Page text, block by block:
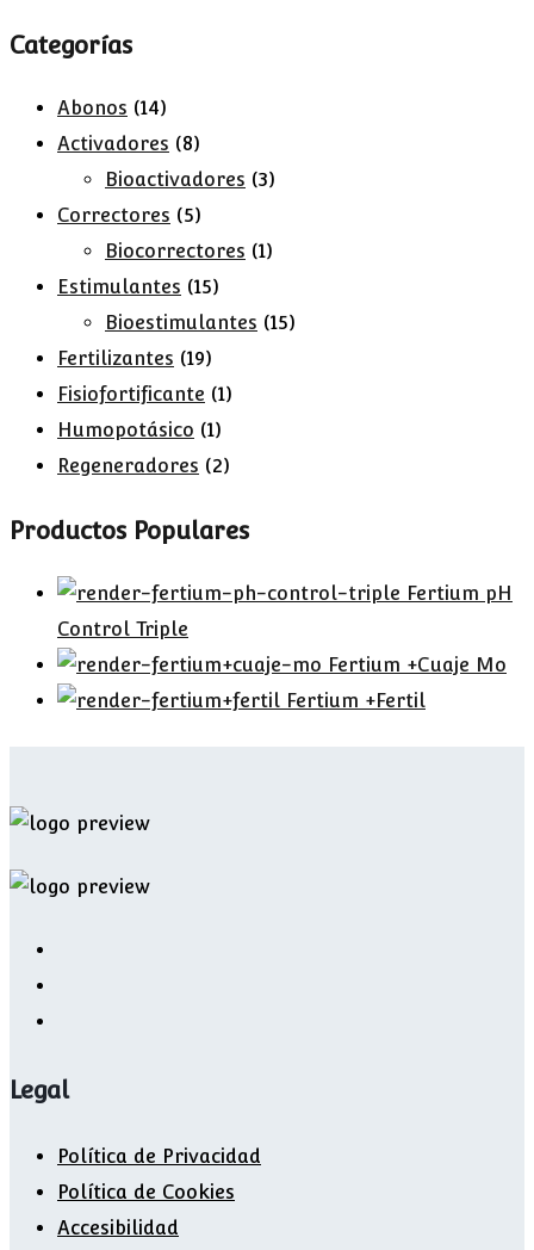
Categorías
Abonos (14)
Activadores (8)
Bioactivadores (3)
Correctores (5)
Biocorrectores (1)
Estimulantes (15)
Bioestimulantes (15)
Fertilizantes (19)
Fisiofortificante (1)
Humopotásico (1)
Regeneradores (2)
Productos Populares
Fertium pH
Control Triple
Fertium +Cuaje Mo
Fertium +Fertil
Legal
Política de Privacidad
Política de Cookies
Accesibilidad